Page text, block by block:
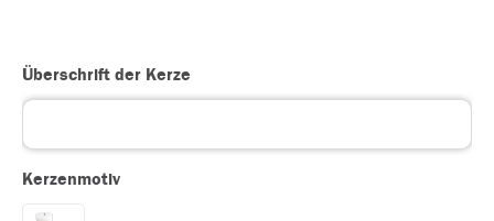
Überschrift der Kerze
Kerzenmotiv